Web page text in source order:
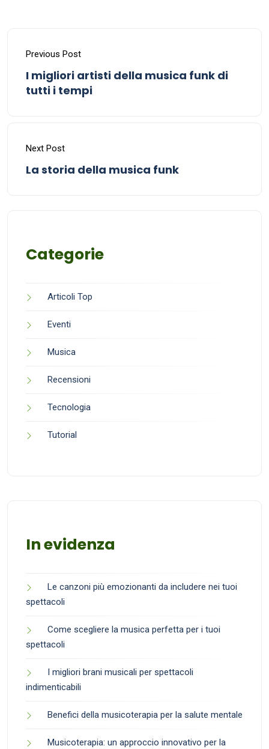
Previous Post
I migliori artisti della musica funk di
tutti i tempi
Next Post
La storia della musica funk
Categorie
Articoli Top
Eventi
Musica
Recensioni
Tecnologia
Tutorial
In evidenza
Le canzoni più emozionanti da includere nei tuoi
spettacoli
Come scegliere la musica perfetta per i tuoi
spettacoli
I migliori brani musicali per spettacoli
indimenticabili
Benefici della musicoterapia per la salute mentale
Musicoterapia: un approccio innovativo per la